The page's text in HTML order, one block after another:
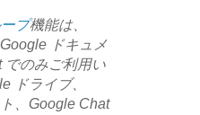
プ機能は、
ドキュメ
でのみご利用い
ドライブ、
、Google Chat